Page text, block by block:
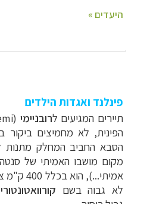
פינלנד ואגדות הילדים
תיירים המגיעים לרובניימי (
הפינית, לא מחמיצים
הסבא החביב המחלק מתנות
מקום מושבו האמיתי של
אמיתי...),
לא גבוה בשם קורוואטונטורי